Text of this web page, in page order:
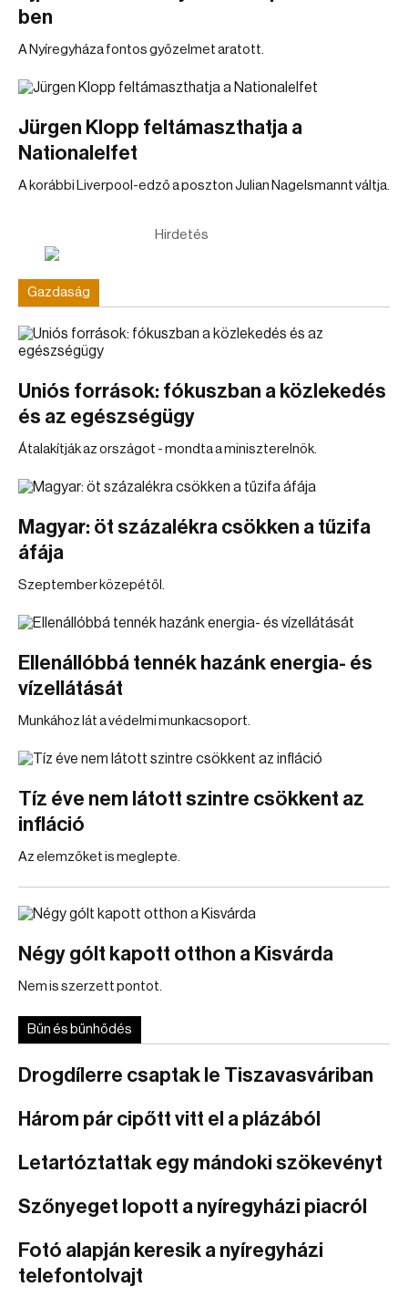
ben
A Nyíregyháza fontos győzelmet aratott.
Jürgen Klopp feltámaszthatja a
Nationalelfet
A korábbi Liverpool-edző a poszton Julian Nagelsmannt váltja.
Hirdetés
Gazdaság
Uniós források: fókuszban a közlekedés
és az egészségügy
Átalakítják az országot - mondta a miniszterelnök.
Magyar: öt százalékra csökken a tűzifa
áfája
Szeptember közepétől.
Ellenállóbbá tennék hazánk energia- és
vízellátását
Munkához lát a védelmi munkacsoport.
Tíz éve nem látott szintre csökkent az
infláció
Az elemzőket is meglepte.
Négy gólt kapott otthon a Kisvárda
Nem is szerzett pontot.
Bűn és bűnhődés
Drogdílerre csaptak le Tiszavasváriban
Három pár cipőtt vitt el a plázából
Letartóztattak egy mándoki szökevényt
Szőnyeget lopott a nyíregyházi piacról
Fotó alapján keresik a nyíregyházi
telefontolvajt